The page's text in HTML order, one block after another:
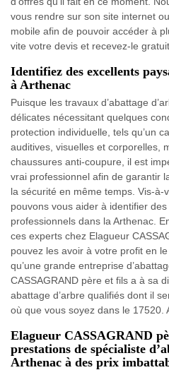
vous rendre sur son site internet
mobile afin de pouvoir accéder à
vite votre devis et recevez-le
Identifiez des excellents
à Arthenac
Puisque les travaux d’abattage
délicates nécessitant quelques
protection individuelle, tels qu’un
auditives, visuelles et corporelles,
chaussures anti-coupure, il est
vrai professionnel afin de garantir
la sécurité en même temps. Vis-à-
pouvons vous aider à identifier
professionnels dans la Arthenac.
ces experts chez Elagueur
pouvez les avoir à votre profit en
qu’une grande entreprise
CASSAGRAND père et fils a à sa
abattage d’arbre qualifiés dont il
où que vous soyez dans le 17520.
Elagueur CASSAGRAND
prestations de spécialiste
Arthenac à des prix